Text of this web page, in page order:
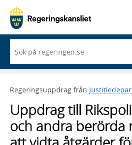
du
börjar
skriva
framträder
lista
med
sökförslag
Regeringsuppdrag från
Uppdrag till
och andra berörda